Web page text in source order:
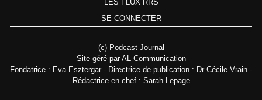
LES FLUX RRS
SE CONNECTER
(c) Podcast Journal
Site géré par AL Communication
Fondatrice : Eva Esztergar - Directrice de publication : Dr Cécile Vrain -
Rédactrice en chef : Sarah Lepage